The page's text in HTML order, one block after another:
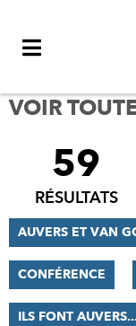
VOIR
FILTRER
RÉSULTATS
59
RÉSULTATS
AUVERS ET VAN
CONFÉRENCE
ILS FONT